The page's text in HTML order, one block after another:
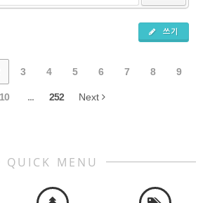
쓰기
3 4 5 6 7 8 9
10 ... 252 Next
QUICK MENU